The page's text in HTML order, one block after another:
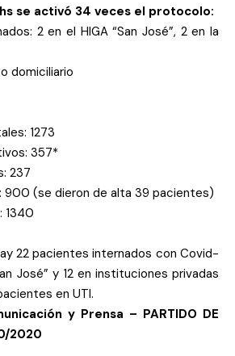
se activó 34 veces el protocolo:
2 en el HIGA “San José”, 2 en la
domiciliario
1273
357*
237
900 (se dieron de alta 39 pacientes)
1340
22 pacientes internados con Covid-
José” y 12 en instituciones privadas
en UTI.
y Prensa – PARTIDO DE
2020